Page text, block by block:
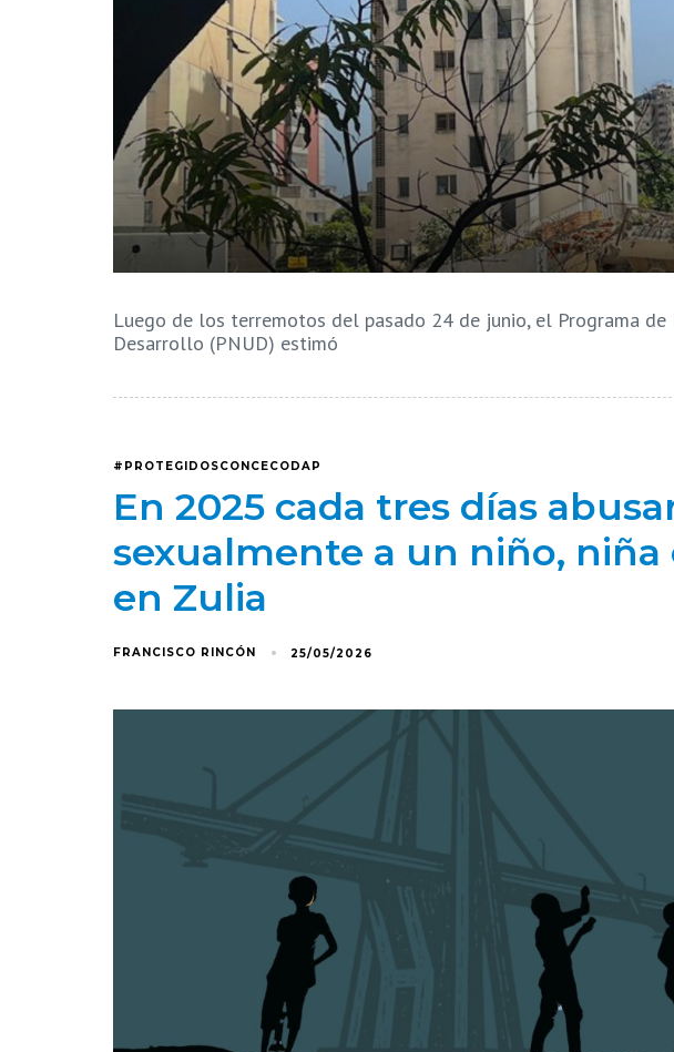
Luego de los terremotos del pasado 24 de junio, el Programa de
Desarrollo (PNUD) estimó
#PROTEGIDOSCONCECODAP
En 2025 cada tres días
sexualmente a un niño, niña
en Zulia
FRANCISCO RINCÓN 25/05/2026